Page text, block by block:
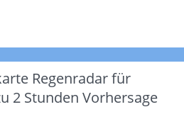
Regenradar für
2 Stunden Vorhersage